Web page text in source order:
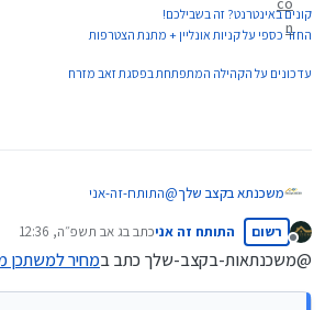
קונים באינטרנט? זה בשבילכם!
החזר כספי על קניות אונליין + מתנת הצטרפות
עדכונים על הקהילה המתפתחת בפסגת זאב מזרח
משכנתא בקצב שלך@התותח-זה-אני
מה שאני יודע זה שיעקב רייניץ
הגרלה
מנותק
רשום התותח זה אניכתב בג אב תשפ״ה, 12:36
נערך לאחרונה על ידי
@משכנתאות-בקצב-שלך כתב במחיר למשתכן